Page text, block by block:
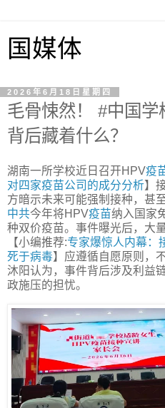
国媒体
2026年6月18日星期四
毛骨悚然！ #中国
背后藏着什么？
湖南一所学校近日召开HPV疫
对四家疫苗公司的成分分析】
方暗示未来可能强制接种，甚
中共今年将HPV疫苗纳入国家
种双价疫苗。事件曝光后，大
【小编推荐:专家爆惊人内幕：
死于病毒】应遵循自愿原则，
沐阳认为，事件背后涉及利益
政施压的担忧。